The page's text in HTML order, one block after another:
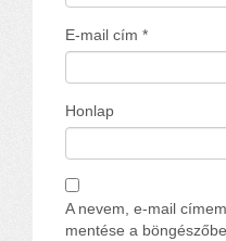
E-mail cím *
Honlap
A nevem, e-mail
mentése a